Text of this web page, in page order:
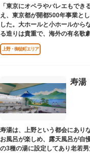
「東京にオペラやバレエもで
え、東京都が開都500年事業と
した。大ホールと小ホールから
る造りは貴重で、海外の有名歌
多いホールです。
上野・御徒町エリア
寿湯
寿湯は、上野という都会にあり
お風呂が楽しめ、露天風呂が自
の3種の湯に設定してあり老若